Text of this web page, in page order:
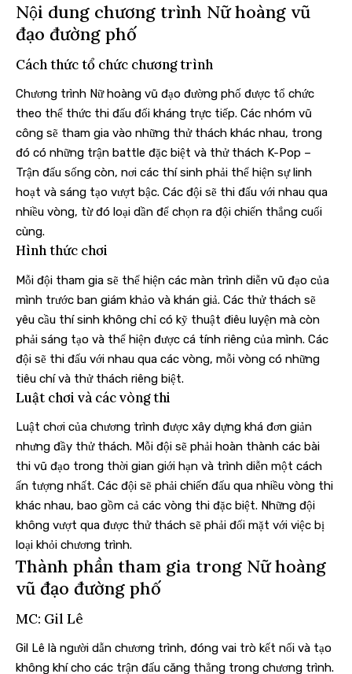
Nội dung chương trình Nữ hoàng vũ
đạo đường phố
Cách thức tổ chức chương trình
Chương trình Nữ hoàng vũ đạo đường phố được tổ chức
theo thể thức thi đấu đối kháng trực tiếp. Các nhóm vũ
công sẽ tham gia vào những thử thách khác nhau, trong
đó có những trận battle đặc biệt và thử thách K-Pop –
Trận đấu sống còn, nơi các thí sinh phải thể hiện sự linh
hoạt và sáng tạo vượt bậc. Các đội sẽ thi đấu với nhau qua
nhiều vòng, từ đó loại dần để chọn ra đội chiến thắng cuối
cùng.
Hình thức chơi
Mỗi đội tham gia sẽ thể hiện các màn trình diễn vũ đạo của
mình trước ban giám khảo và khán giả. Các thử thách sẽ
yêu cầu thí sinh không chỉ có kỹ thuật điêu luyện mà còn
phải sáng tạo và thể hiện được cá tính riêng của mình. Các
đội sẽ thi đấu với nhau qua các vòng, mỗi vòng có những
tiêu chí và thử thách riêng biệt.
Luật chơi và các vòng thi
Luật chơi của chương trình được xây dựng khá đơn giản
nhưng đầy thử thách. Mỗi đội sẽ phải hoàn thành các bài
thi vũ đạo trong thời gian giới hạn và trình diễn một cách
ấn tượng nhất. Các đội sẽ phải chiến đấu qua nhiều vòng thi
khác nhau, bao gồm cả các vòng thi đặc biệt. Những đội
không vượt qua được thử thách sẽ phải đối mặt với việc bị
loại khỏi chương trình.
Thành phần tham gia trong Nữ hoàng
vũ đạo đường phố
MC: Gil Lê
Gil Lê là người dẫn chương trình, đóng vai trò kết nối và tạo
không khí cho các trận đấu căng thẳng trong chương trình.